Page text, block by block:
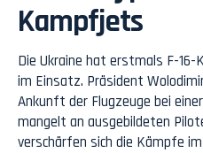
Kampfjets
Die Ukraine hat erstmals F-
im Einsatz. Präsident
Ankunft der Flugzeuge bei
mangelt an ausgebildeten
verschärfen sich die Kämpfe